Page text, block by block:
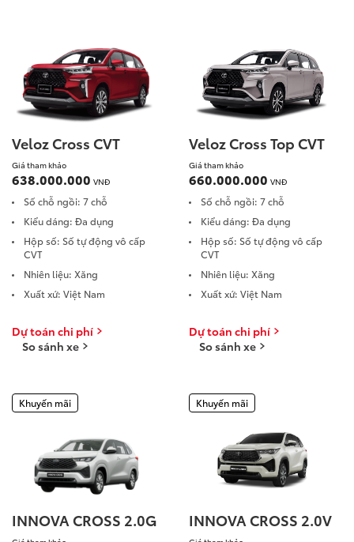
Xem các mẫu Land
Fortuner
Giá từ: 1,055,000,000
Xem các mẫu
Giá từ: 650,000,000
Xem các mẫu Yaris
Xem các mẫu Innova
Veloz Cross CVT
Giá tham khảo
638.000.000 VNĐ
Số chỗ ngồi: 7 chỗ
Kiểu dáng: Đa dụng
Hộp số: Số tự động vô cấp
CVT
Nhiên liệu: Xăng
Xuất xứ: Việt Nam
Dự toán chi phí
So sánh xe
Veloz Cross Top CVT
Giá tham khảo
660.000.000 VNĐ
Số chỗ ngồi: 7 chỗ
Kiểu dáng: Đa dụng
Hộp số: Số tự động vô cấp
CVT
Nhiên liệu: Xăng
Xuất xứ: Việt Nam
Dự toán chi phí
So sánh xe
Khuyến mãi
INNOVA CROSS 2.0G
Khuyến mãi
INNOVA CROSS 2.0V